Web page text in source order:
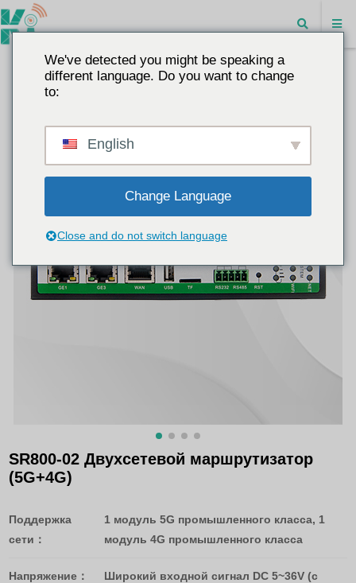
SR800-02 Двухсетевой маршрутизатор
(5G+4G)
Поддержка
сети：
1 модуль 5G промышленного класса, 1
модуль 4G промышленного класса
Напряжение：
Широкий входной сигнал DC 5~36V (с
We've detected you might be speaking a
different language. Do you want to change
to:
English
Change Language
Close and do not switch language